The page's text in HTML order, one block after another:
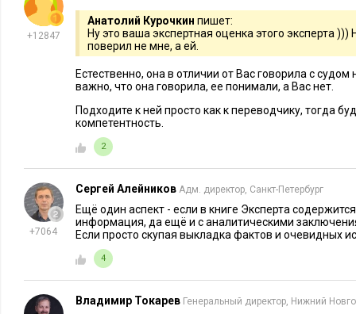
+12847
Анатолий Курочкин пишет:
Ну это ваша экспертная оценка этого эксперта
поверил не мне, а ей.
Естественно, она в отличии от Вас говорила с
важно, что она говорила, ее понимали, а Вас нет.
Подходите к ней просто как к переводчику, тогда
компетентность.
2
+7064
Сергей Алейников Адм. директор, Санкт-Петербург
Ещё один аспект - если в книге Эксперта
информация, да ещё и с аналитическими
Если просто скупая выкладка фактов и очевидных
4
Владимир Токарев Генеральный директор, Нижний